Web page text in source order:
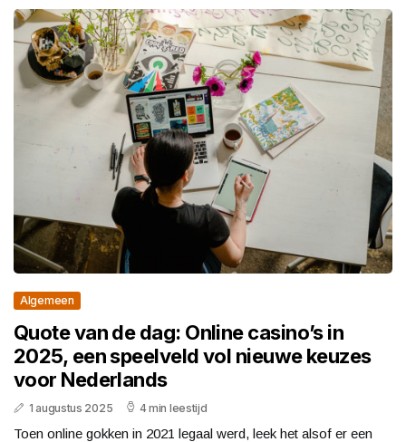
Algemeen
Quote van de dag: Online casino’s in
2025, een speelveld vol nieuwe keuzes
voor Nederlands
1 augustus 2025 4 min leestijd
Toen online gokken in 2021 legaal werd, leek het alsof er een